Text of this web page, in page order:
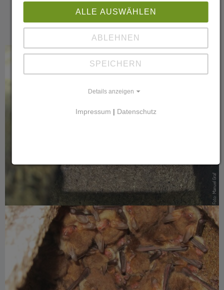
Die Ergebnisse sollten in einer Datenbank dokumentiert werden
Foto: Manuel Graf
ALLE AUSWÄHLEN
ABLEHNEN
SPEICHERN
Details anzeigen
Impressum | Datenschutz